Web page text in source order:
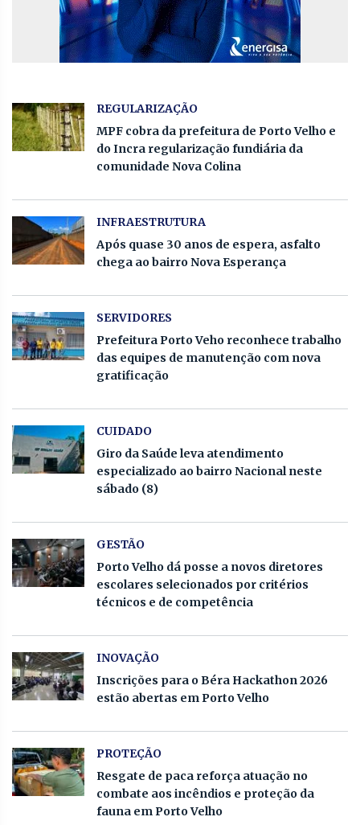
REGULARIZAÇÃO
MPF cobra da prefeitura de Porto Velho e
do Incra regularização fundiária da
comunidade Nova Colina
INFRAESTRUTURA
Após quase 30 anos de espera, asfalto
chega ao bairro Nova Esperança
SERVIDORES
Prefeitura Porto Veho reconhece trabalho
das equipes de manutenção com nova
gratificação
CUIDADO
Giro da Saúde leva atendimento
especializado ao bairro Nacional neste
sábado (8)
GESTÃO
Porto Velho dá posse a novos diretores
escolares selecionados por critérios
técnicos e de competência
INOVAÇÃO
Inscrições para o Béra Hackathon 2026
estão abertas em Porto Velho
PROTEÇÃO
Resgate de paca reforça atuação no
combate aos incêndios e proteção da
fauna em Porto Velho